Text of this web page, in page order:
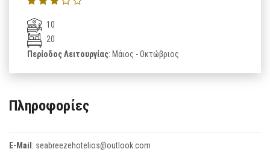
10
20
Περίοδος Λειτουργίας: Μάιος - Οκτώβριος
Πληροφορίες
E-Mail: seabreezehotelios@outlook.com